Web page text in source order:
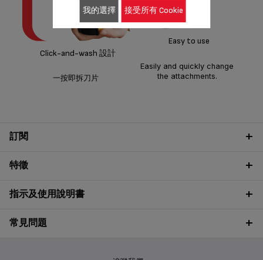
Click-and-wash 設計
一按即拆刀片
Easy to use
Easily and quickly change
the attachments.
訂閱
特徵
指示及使用說明書
常見問題
我的選擇 接受所有 Cookie